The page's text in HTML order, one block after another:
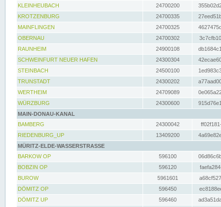
KLEINHEUBACH 24700200
KROTZENBURG
24700335
MAINFLINGEN
24700325
OBERNAU
24700302
RAUNHEIM
24900108
SCHWEINFURT NEUER HAFEN
24300304
STEINBACH
24500100
TRUNSTADT
24300202
WERTHEIM
24709089
WÜRZBURG
24300600
MAIN-DONAU-KANAL
BAMBERG
24300042
RIEDENBURG_UP
13409200
MÜRITZ-ELDE-WASSERSTRASSE
BARKOW OP
596100
BOBZIN OP
596120
BUROW
5961601
DÖMITZ OP
596450
DÖMITZ UP
596460